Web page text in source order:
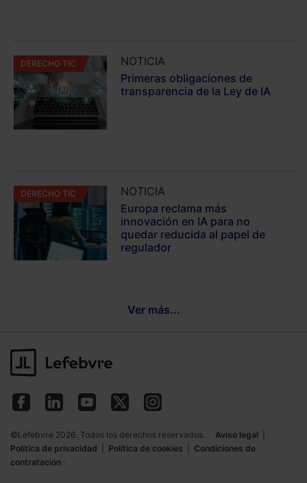
DERECHO TIC
NOTICIA
Primeras obligaciones de
transparencia de la Ley de IA
DERECHO TIC
NOTICIA
Europa reclama más
innovación en IA para no
quedar reducida al papel de
regulador
Ver más...
©Lefebvre 2026. Todos los derechos reservados. Aviso legal
Política de privacidad
Política de cookies
Condiciones de
contratación ·